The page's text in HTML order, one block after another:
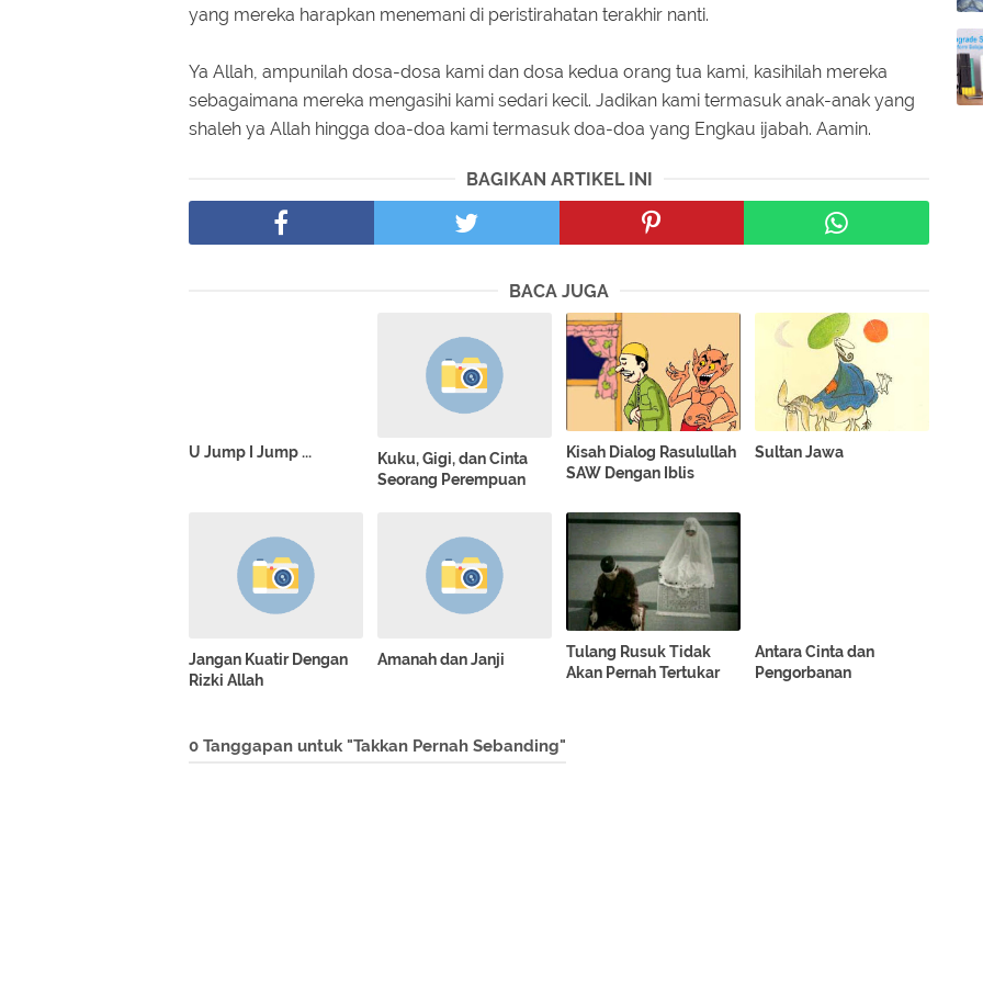
yang mereka harapkan menemani di peristirahatan terakhir nanti.
Ya Allah, ampunilah dosa-dosa kami dan dosa kedua orang tua kami, kasihilah mereka
sebagaimana mereka mengasihi kami sedari kecil. Jadikan kami termasuk anak-anak yang
shaleh ya Allah hingga doa-doa kami termasuk doa-doa yang Engkau ijabah. Aamin.
BAGIKAN ARTIKEL INI
BACA JUGA
U Jump I Jump ...
Kuku, Gigi, dan Cinta
Seorang Perempuan
Kisah Dialog Rasulullah
SAW Dengan Iblis
Sultan Jawa
Jangan Kuatir Dengan
Rizki Allah
Amanah dan Janji
Tulang Rusuk Tidak
Akan Pernah Tertukar
Antara Cinta dan
Pengorbanan
0 Tanggapan untuk "Takkan Pernah Sebanding"